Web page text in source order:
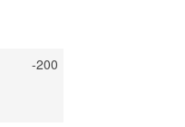
-200